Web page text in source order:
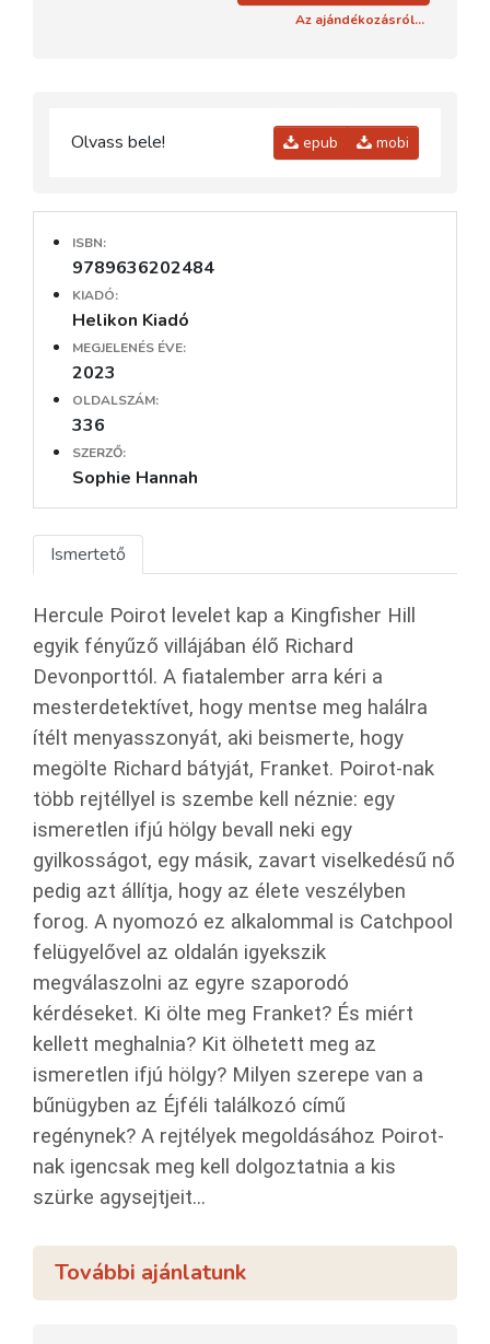
Az ajándékozásról...
Olvass bele! epub mobi
ISBN:
9789636202484
KIADÓ:
Helikon Kiadó
MEGJELENÉS ÉVE:
2023
OLDALSZÁM:
336
SZERZŐ:
Sophie Hannah
Ismertető
Hercule Poirot levelet kap a Kingfisher Hill
egyik fényűző villájában élő Richard
Devonporttól. A fiatalember arra kéri a
mesterdetektívet, hogy mentse meg halálra
ítélt menyasszonyát, aki beismerte, hogy
megölte Richard bátyját, Franket. Poirot-nak
több rejtéllyel is szembe kell néznie: egy
ismeretlen ifjú hölgy bevall neki egy
gyilkosságot, egy másik, zavart viselkedésű nő
pedig azt állítja, hogy az élete veszélyben
forog. A nyomozó ez alkalommal is Catchpool
felügyelővel az oldalán igyekszik
megválaszolni az egyre szaporodó
kérdéseket. Ki ölte meg Franket? És miért
kellett meghalnia? Kit ölhetett meg az
ismeretlen ifjú hölgy? Milyen szerepe van a
bűnügyben az Éjféli találkozó című
regénynek? A rejtélyek megoldásához Poirot-
nak igencsak meg kell dolgoztatnia a kis
szürke agysejtjeit...
További ajánlatunk